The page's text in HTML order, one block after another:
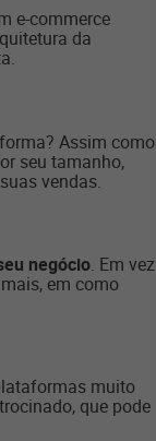
e-commerce
da
Assim como
seu tamanho,
vendas.
negócio. Em vez
em como
muito
que pode